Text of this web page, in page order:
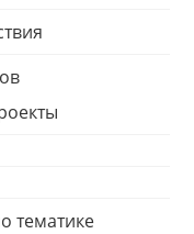
тематике